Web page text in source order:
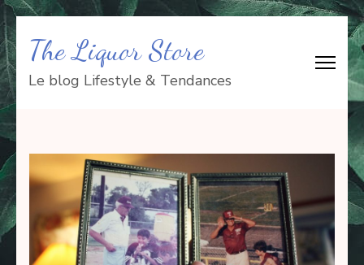
Aller
au
contenu
(Pressez
Entrée)
The Liquor Store
Le blog Lifestyle & Tendances